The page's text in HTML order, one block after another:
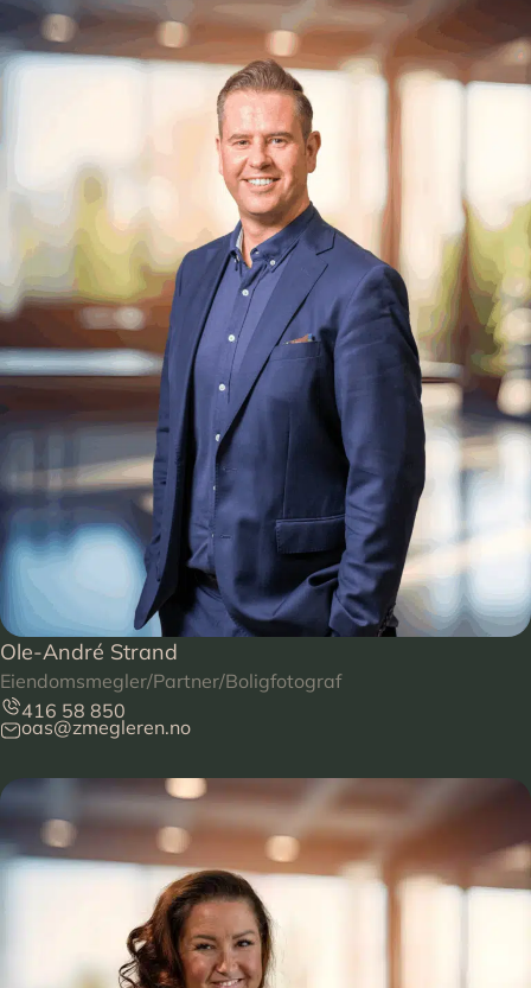
Ole-André Strand
Eiendomsmegler/Partner/Boligfotograf
416 58 850
oas@zmegleren.no